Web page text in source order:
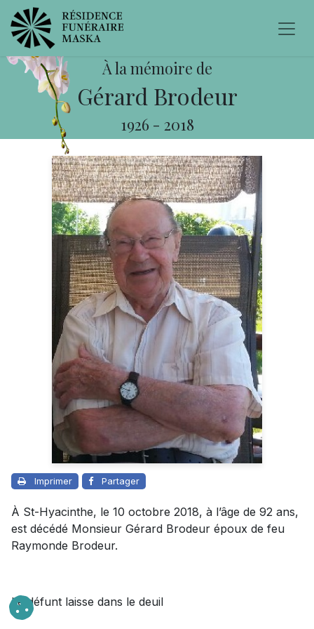
À la mémoire de
Gérard Brodeur
1926 - 2018
Imprimer Partager
À St-Hyacinthe, le 10 octobre 2018, à l’âge de 92 ans,
est décédé Monsieur Gérard Brodeur époux de feu
Raymonde Brodeur.
Le défunt laisse dans le deuil